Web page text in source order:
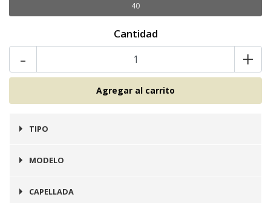
40
Cantidad
- +
TIPO
Zapato
MODELO
Ballerina
CAPELLADA